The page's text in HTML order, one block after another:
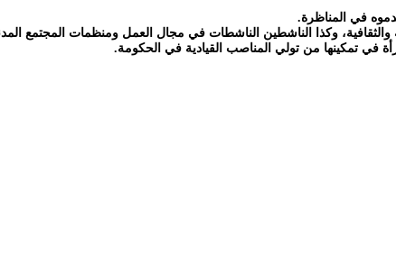
وكذا الناشطين الناشطات في مجال العمل ومنظمات المجتمع
في تمكينها من تولي المناصب القيادية في الحكومة.